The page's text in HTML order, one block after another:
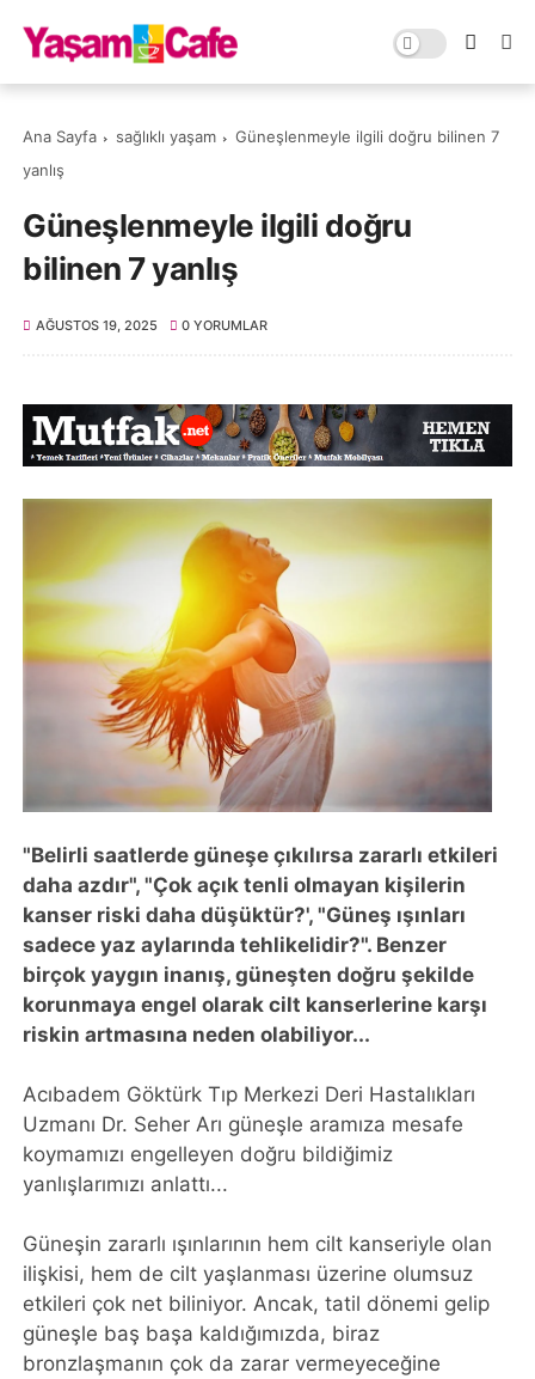
Ana Sayfa sağlıklı yaşam
Güneşlenmeyle ilgili doğru bilinen 7
yanlış
Güneşlenmeyle ilgili doğru
bilinen 7 yanlış
AĞUSTOS 19, 2025 0 YORUMLAR
"Belirli saatlerde güneşe çıkılırsa zararlı etkileri
daha azdır", "Çok açık tenli olmayan kişilerin
kanser riski daha düşüktür?', "Güneş ışınları
sadece yaz aylarında tehlikelidir?". Benzer
birçok yaygın inanış, güneşten doğru şekilde
korunmaya engel olarak cilt kanserlerine karşı
riskin artmasına neden olabiliyor...
Acıbadem Göktürk Tıp Merkezi Deri Hastalıkları
Uzmanı Dr. Seher Arı güneşle aramıza mesafe
koymamızı engelleyen doğru bildiğimiz
yanlışlarımızı anlattı...
Güneşin zararlı ışınlarının hem cilt kanseriyle olan
ilişkisi, hem de cilt yaşlanması üzerine olumsuz
etkileri çok net biliniyor. Ancak, tatil dönemi gelip
güneşle baş başa kaldığımızda, biraz
bronzlaşmanın çok da zarar vermeyeceğine